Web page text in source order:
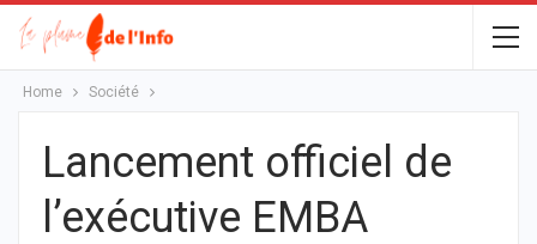
Home Société
Lancement officiel de
l’exécutive EMBA